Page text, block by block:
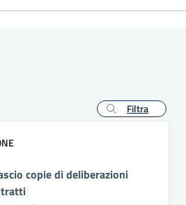
Filtra
copie di deliberazioni